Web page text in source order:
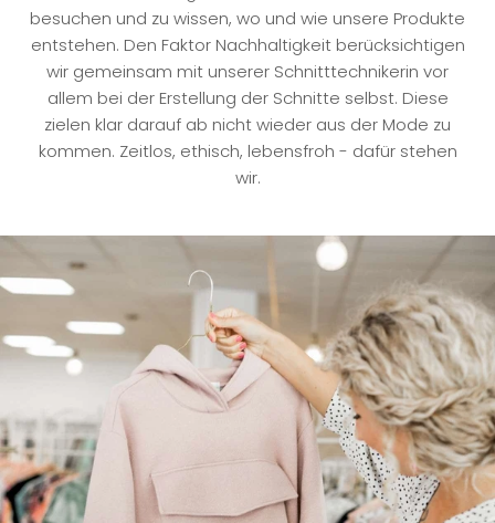
besuchen und zu wissen, wo und wie unsere Produkte
entstehen. Den Faktor Nachhaltigkeit berücksichtigen
wir gemeinsam mit unserer Schnitttechnikerin vor
allem bei der Erstellung der Schnitte selbst. Diese
zielen klar darauf ab nicht wieder aus der Mode zu
kommen. Zeitlos, ethisch, lebensfroh - dafür stehen
wir.